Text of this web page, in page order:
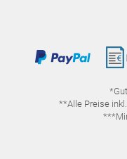
**Alle Preise